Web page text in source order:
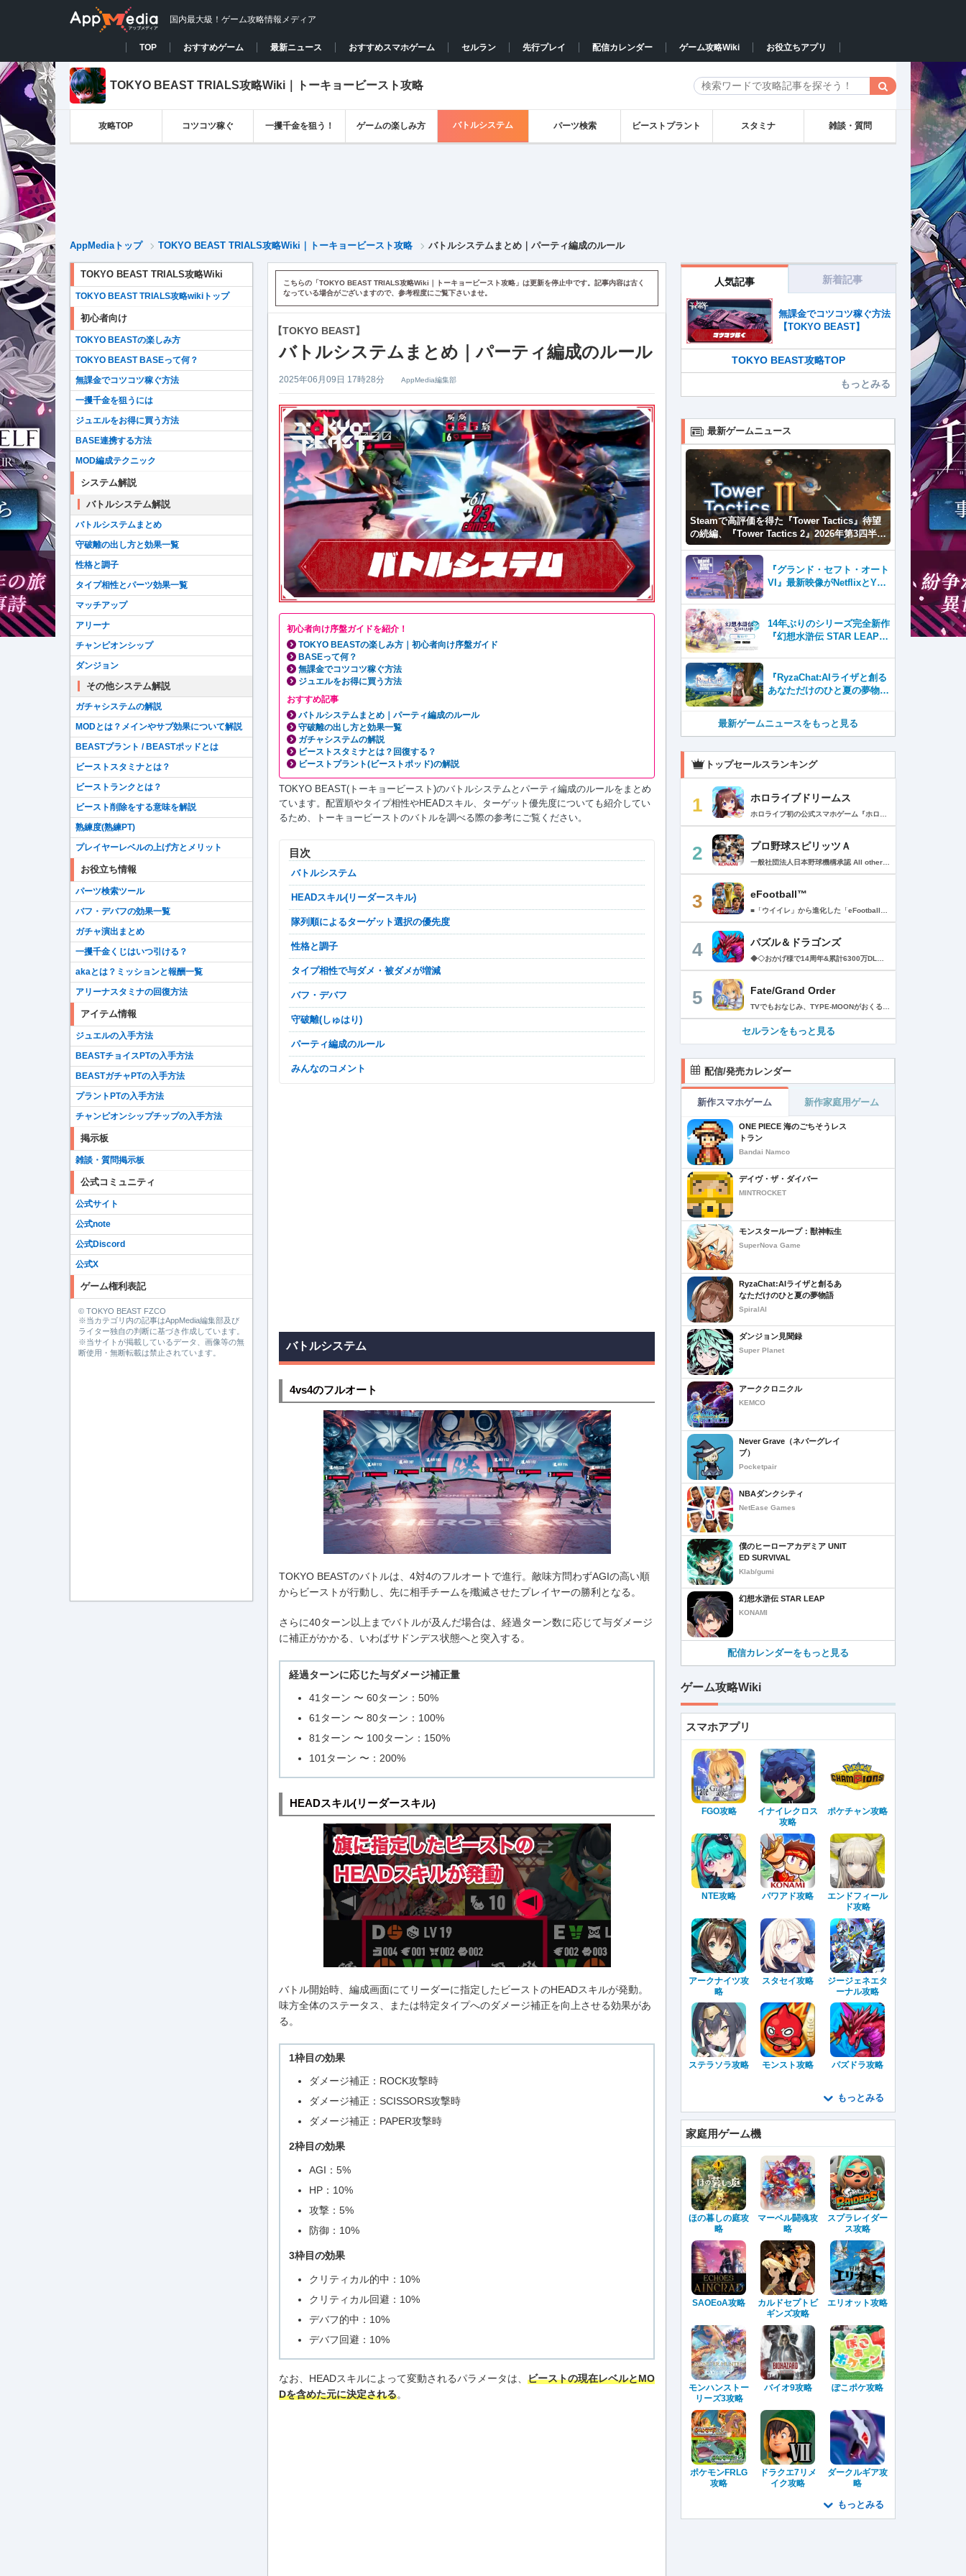
国内最大級！ゲーム攻略情報メディア
TOP おすすめゲーム 最新ニュース おすすめスマホゲーム セルラン 先行プレイ 配信カレンダー ゲーム攻略Wiki お役立ちアプリ
TOKYO BEAST TRIALS攻略Wiki｜トーキョービースト攻略
攻略TOP コツコツ稼ぐ 一攫千金を狙う！ ゲームの楽しみ方 バトルシステム パーツ検索 ビーストプラント スタミナ 雑談・質問
AppMediaトップ TOKYO BEAST TRIALS攻略Wiki｜トーキョービースト攻略 バトルシステムまとめ｜パーティ編成のルール
こちらの「TOKYO BEAST TRIALS攻略Wiki｜トーキョービースト攻略」は更新を停止中です。記事内容は古く
なっている場合がございますので、参考程度にご覧下さいませ。
【TOKYO BEAST】
バトルシステムまとめ｜パーティ編成のルール
2025年06月09日 17時28分 AppMedia編集部
初心者向け序盤ガイドを紹介！
TOKYO BEASTの楽しみ方｜初心者向け序盤ガイド
BASEって何？
無課金でコツコツ稼ぐ方法
ジュエルをお得に買う方法
おすすめ記事
バトルシステムまとめ｜パーティ編成のルール
守破離の出し方と効果一覧
ガチャシステムの解説
ビーストスタミナとは？回復する？
ビーストプラント(ビーストポッド)の解説
TOKYO BEAST(トーキョービースト)のバトルシステムとパーティ編成のルールをまとめ
ています。配置順やタイプ相性やHEADスキル、ターゲット優先度についても紹介してい
るため、トーキョービーストのバトルを調べる際の参考にご覧ください。
目次
バトルシステム
HEADスキル(リーダースキル)
隊列順によるターゲット選択の優先度
性格と調子
タイプ相性で与ダメ・被ダメが増減
バフ・デバフ
守破離(しゅはり)
パーティ編成のルール
みんなのコメント
バトルシステム
4vs4のフルオート
TOKYO BEASTのバトルは、4対4のフルオートで進行。敵味方問わずAGIの高い順
からビーストが行動し、先に相手チームを殲滅させたプレイヤーの勝利となる。
さらに40ターン以上までバトルが及んだ場合は、経過ターン数に応じて与ダメージ
に補正がかかる、いわばサドンデス状態へと突入する。
経過ターンに応じた与ダメージ補正量
41ターン 〜 60ターン：50%
61ターン 〜 80ターン：100%
81ターン 〜 100ターン：150%
101ターン 〜：200%
HEADスキル(リーダースキル)
バトル開始時、編成画面にてリーダーに指定したビーストのHEADスキルが発動。
味方全体のステータス、または特定タイプへのダメージ補正を向上させる効果があ
る。
1枠目の効果
ダメージ補正：ROCK攻撃時
ダメージ補正：SCISSORS攻撃時
ダメージ補正：PAPER攻撃時
2枠目の効果
AGI：5%
HP：10%
攻撃：5%
防御：10%
3枠目の効果
クリティカル的中：10%
クリティカル回避：10%
デバフ的中：10%
デバフ回避：10%
なお、HEADスキルによって変動されるパラメータは、 ビーストの現在レベルとMO
Dを含めた元に決定される。
TOKYO BEAST TRIALS攻略Wiki
TOKYO BEAST TRIALS攻略wikiトップ
初心者向け
TOKYO BEASTの楽しみ方
TOKYO BEAST BASEって何？
無課金でコツコツ稼ぐ方法
一攫千金を狙うには
ジュエルをお得に買う方法
BASE連携する方法
MOD編成テクニック
システム解説
バトルシステム解説
バトルシステムまとめ
守破離の出し方と効果一覧
性格と調子
タイプ相性とパーツ効果一覧
マッチアップ
アリーナ
チャンピオンシップ
ダンジョン
その他システム解説
ガチャシステムの解説
MODとは？メインやサブ効果について解説
BEASTプラント / BEASTポッドとは
ビーストスタミナとは？
ビーストランクとは？
ビースト削除をする意味を解説
熟練度(熟練PT)
プレイヤーレベルの上げ方とメリット
お役立ち情報
パーツ検索ツール
バフ・デバフの効果一覧
ガチャ演出まとめ
一攫千金くじはいつ引ける？
akaとは？ミッションと報酬一覧
アリーナスタミナの回復方法
アイテム情報
ジュエルの入手方法
BEASTチョイスPTの入手方法
BEASTガチャPTの入手方法
プラントPTの入手方法
チャンピオンシップチップの入手方法
掲示板
雑談・質問掲示板
公式コミュニティ
公式サイト
公式note
公式Discord
公式X
ゲーム権利表記
© TOKYO BEAST FZCO
※当カテゴリ内の記事はAppMedia編集部及び
ライター独自の判断に基づき作成しています。
※当サイトが掲載しているデータ、画像等の無
断使用・無断転載は禁止されています。
人気記事 新着記事
無課金でコツコツ稼ぐ方法
【TOKYO BEAST】
TOKYO BEAST攻略TOP
もっとみる
最新ゲームニュース
Steamで高評価を得た『Tower Tactics』待望
の続編、『Tower Tactics 2』2026年第3四半期
に早期アクセス開始
『グランド・セフト・オート
VI』最新映像がNetflixとYou
14年ぶりのシリーズ完全新作
『幻想水滸伝 STAR LEAP』
『RyzaChat:AIライザと創る
あなただけのひと夏の夢物
テムはこれまでにない新鮮な
レポート】
最新ゲームニュースをもっと見る
トップセールスランキング
1 ホロライブドリームス
2 プロ野球スピリッツＡ
3 eFootball™
4 パズル＆ドラゴンズ
5 Fate/Grand Order
セルランをもっと見る
配信/発売カレンダー
新作スマホゲーム 新作家庭用ゲーム
ONE PIECE 海のごちそうレス
トラン
Bandai Namco
デイヴ・ザ・ダイバー
MINTROCKET
モンスターループ：獣神転生
SuperNova Game
RyzaChat:AIライザと創るあ
なただけのひと夏の夢物語
SpiralAI
ダンジョン見聞録
Super Planet
アーククロニクル
KEMCO
Never Grave（ネバーグレイ
ブ）
Pocketpair
NBAダンクシティ
NetEase Games
僕のヒーローアカデミア UNIT
ED SURVIVAL
Klab/gumi
幻想水滸伝 STAR LEAP
KONAMI
配信カレンダーをもっと見る
ゲーム攻略Wiki
スマホアプリ
FGO攻略
イナイレクロス
攻略
ポケチャン攻略
NTE攻略 パワアド攻略
エンドフィール
ド攻略
アークナイツ攻
略
スタセイ攻略
ジージェネエタ
ーナル攻略
ステラソラ攻略 モンスト攻略 パズドラ攻略
もっとみる
家庭用ゲーム機
ほの暮しの庭攻
略
マーベル闘魂攻
略
スプラレイダー
ス攻略
SAOEoA攻略
カルドセプトビ
ギンズ攻略
エリオット攻略
モンハンストー
リーズ3攻略
バイオ9攻略 ぽこポケ攻略
ポケモンFRLG
攻略
ドラクエ7リメ
イク攻略
ダークルギア攻
略
もっとみる